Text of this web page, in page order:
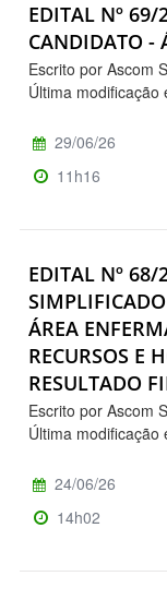
EDITAL Nº 69/
CANDIDATO -
Escrito por Ascom
Última
29/06/26
11h16
EDITAL Nº 68/
ÁREA
RECURSOS E
RESULTADO
Escrito por Ascom
Última modificação
24/06/26
14h02